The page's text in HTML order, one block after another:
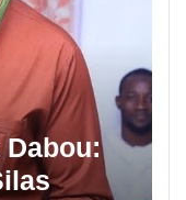
Dabou: